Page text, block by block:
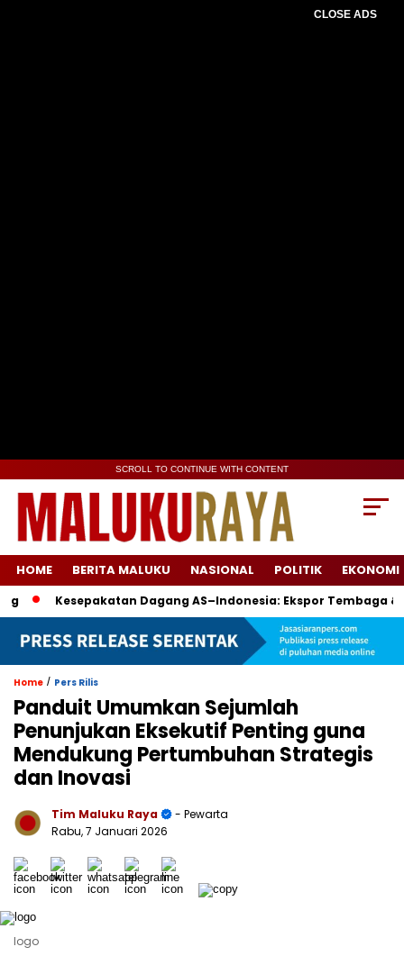
CLOSE ADS
SCROLL TO CONTINUE WITH CONTENT
HOME BERITA MALUKU NASIONAL POLITIK EKONOMI
Dagang AS–Indonesia: Ekspor Tembaga & Boeing
Home / Pers Rilis
Panduit Umumkan Sejumlah
Penunjukan Eksekutif Penting guna
Mendukung Pertumbuhan Strategis
dan Inovasi
Tim Maluku Raya
- Pewarta
Rabu, 7 Januari 2026
logo